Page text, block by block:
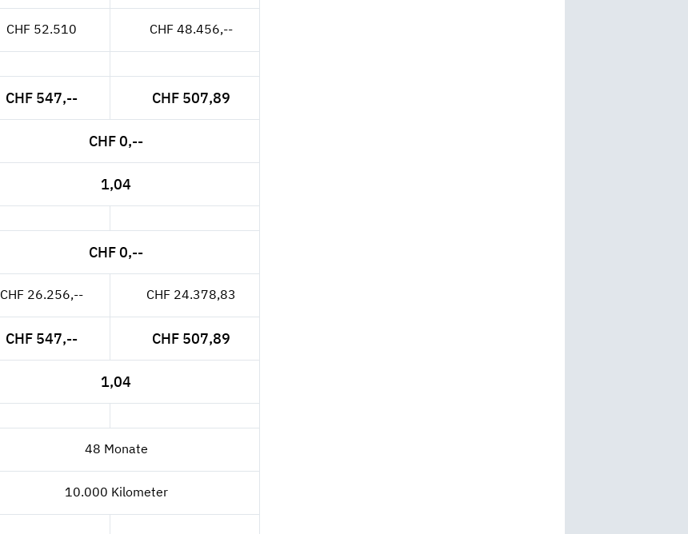
CHF 52.510 CHF 48.456,--
CHF 547,-- CHF 507,89
CHF 0,--
1,04
CHF 0,--
CHF 26.256,-- CHF 24.378,83
CHF 547,-- CHF 507,89
1,04
48 Monate
10.000 Kilometer